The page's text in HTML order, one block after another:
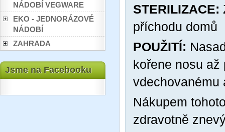
NÁDOBÍ VEGWARE
EKO - JEDNORÁZOVÉ
NÁDOBÍ
ZAHRADA
Jsme na Facebooku
STERILIZACE:
příchodu domů
POUŽITÍ:
kořene nosu až
vdechovanému
Nákupem
zdravotně